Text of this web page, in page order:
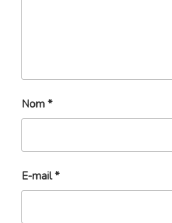
Nom *
E-mail*